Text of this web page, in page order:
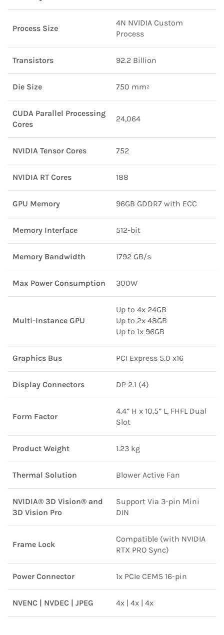
Process Size
4N NVIDIA Custom
Process
Transistors 92.2 Billion
Die Size 750 mm²
CUDA Parallel Processing
Cores
24,064
NVIDIA Tensor Cores 752
NVIDIA RT Cores 188
GPU Memory 96GB GDDR7 with ECC
Memory Interface 512-bit
Memory Bandwidth 1792 GB/s
Max Power Consumption 300W
Multi-Instance GPU
Up to 4x 24GB
Up to 2x 48GB
Up to 1x 96GB
Graphics Bus PCI Express 5.0 x16
Display Connectors DP 2.1 (4)
Form Factor
4.4” H x 10.5” L, FHFL Dual
Slot
Product Weight 1.23 kg
Thermal Solution Blower Active Fan
NVIDIA® 3D Vision® and
3D Vision Pro
Support Via 3-pin Mini
DIN
Frame Lock
Compatible (with NVIDIA
RTX PRO Sync)
Power Connector 1x PCIe CEM5 16-pin
NVENC | NVDEC | JPEG 4x | 4x | 4x